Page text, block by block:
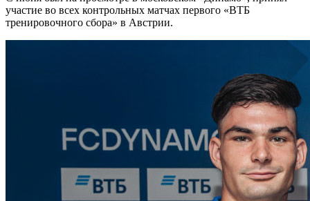
участие во всех контрольных матчах первого «ВТБ
тренировочного сбора» в Австрии.